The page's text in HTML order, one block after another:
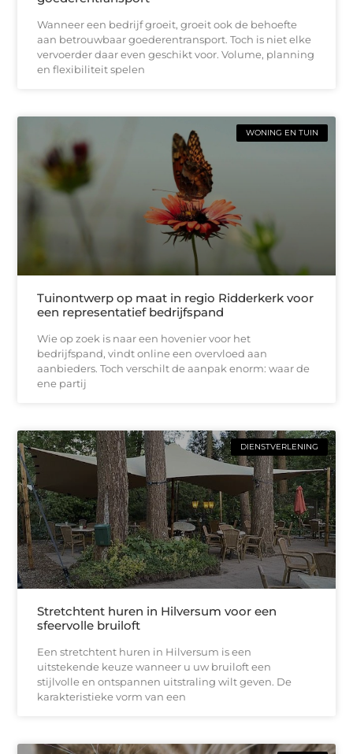
Wanneer een bedrijf groeit, groeit ook de behoefte
aan betrouwbaar goederentransport. Toch is niet elke
vervoerder daar even geschikt voor. Volume, planning
en flexibiliteit spelen
WONING EN TUIN
Tuinontwerp op maat in regio Ridderkerk voor
een representatief bedrijfspand
Wie op zoek is naar een hovenier voor het
bedrijfspand, vindt online een overvloed aan
aanbieders. Toch verschilt de aanpak enorm: waar de
ene partij
DIENSTVERLENING
Stretchtent huren in Hilversum voor een
sfeervolle bruiloft
Een stretchtent huren in Hilversum is een
uitstekende keuze wanneer u uw bruiloft een
stijlvolle en ontspannen uitstraling wilt geven. De
karakteristieke vorm van een